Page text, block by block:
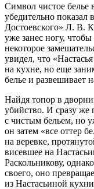
Символ чистое белье
убедительно показал
Достоевского» Л. В.
уже занес ногу, чтобы
некоторое
увидел, что
на кухне, но еще
белье и развешивает
Найдя топор в
убийство. И сразу же
с чистым бельем, но
он затем «все оттер
на веревке,
висевшее на
Раскольникову,
своего, оно
из Настасьиной